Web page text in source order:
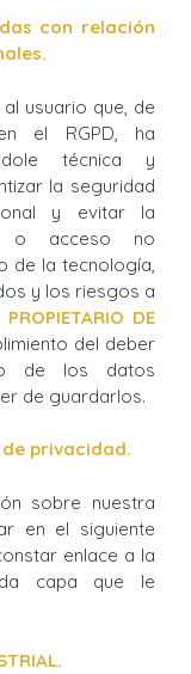
con relación
usuario que, de
el RGPD, ha
técnica y
la seguridad
y evitar la
o acceso no
de la tecnología,
y los riesgos a
PROPIETARIO DE
del deber
de los datos
de guardarlos.
privacidad.
sobre nuestra
en el siguiente
enlace a la
capa que le